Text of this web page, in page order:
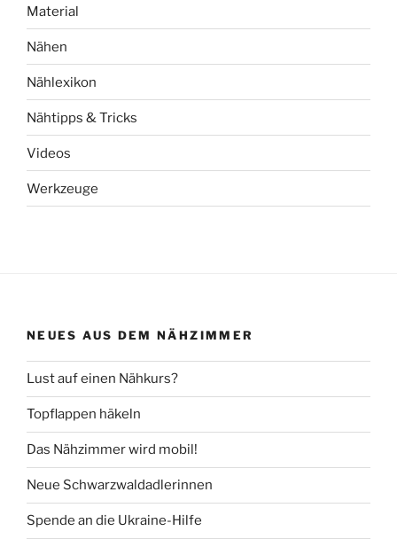
Material
Nähen
Nählexikon
Nähtipps & Tricks
Videos
Werkzeuge
NEUES AUS DEM NÄHZIMMER
Lust auf einen Nähkurs?
Topflappen häkeln
Das Nähzimmer wird mobil!
Neue Schwarzwaldadlerinnen
Spende an die Ukraine-Hilfe